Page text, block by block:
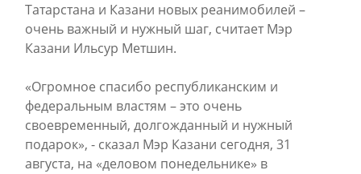
Татарстана и Казани новых реанимобилей –
очень важный и нужный шаг, считает Мэр
Казани Ильсур Метшин.
«Огромное спасибо республиканским и
федеральным властям – это очень
своевременный, долгожданный и нужный
подарок», - сказал Мэр Казани сегодня, 31
августа, на «деловом понедельнике» в